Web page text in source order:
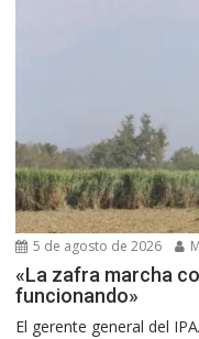
5 de agosto de 2026
«La zafra marcha
funcionando»
El gerente general del